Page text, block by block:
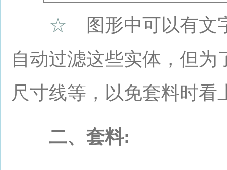
☆ 图形中可以有文
自动过滤这些实体，但
尺寸线等，以免套料时看
二、套料: